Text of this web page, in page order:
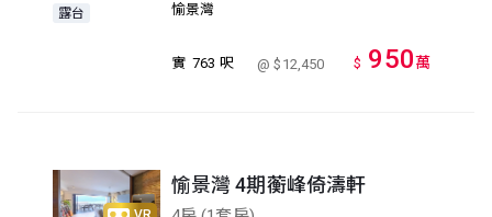
露台 愉景灣
實 763 呎 @ $12,450 $ 950萬
愉景灣 4期蘅峰倚濤軒